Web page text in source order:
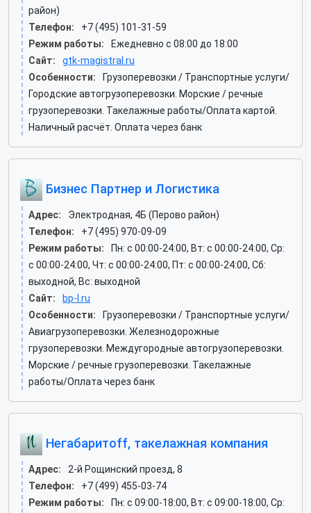
район)
Телефон:
+7 (495) 101-31-59
Режим работы:
Ежедневно с 08:00 до 18:00
Сайт:
gtk-magistral.ru
Особенности:
Грузоперевозки / Транспортные услуги/
Городские автогрузоперевозки. Морские / речные
грузоперевозки. Такелажные работы/Оплата картой.
Наличный расчёт. Оплата через банк
Бизнес Партнер и Логистика
Адрес:
Электродная, 4Б (Перово район)
Телефон:
+7 (495) 970-09-09
Режим работы:
Пн: c 00:00-24:00, Вт: c 00:00-24:00, Ср:
c 00:00-24:00, Чт: c 00:00-24:00, Пт: c 00:00-24:00, Сб:
выходной, Вс: выходной
Сайт:
bp-l.ru
Особенности:
Грузоперевозки / Транспортные услуги/
Авиагрузоперевозки. Железнодорожные
грузоперевозки. Междугородные автогрузоперевозки.
Морские / речные грузоперевозки. Такелажные
работы/Оплата через банк
Негабаритоff, такелажная компания
Адрес:
2-й Рощинский проезд, 8
Телефон:
+7 (499) 455-03-74
Режим работы:
Пн: c 09:00-18:00, Вт: c 09:00-18:00, Ср: